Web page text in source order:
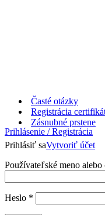
Časté otázky
Registrácia
Prihlásenie / Registrácia
Prihlásiť saVytvoriť účet
Používateľské meno alebo
Heslo *
Zásnubné prstene